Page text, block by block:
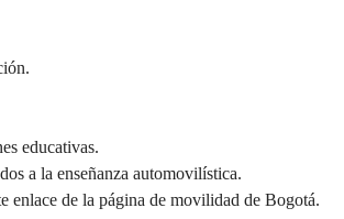
educativas.
a la enseñanza automovilística.
enlace de la página de movilidad de Bogotá.